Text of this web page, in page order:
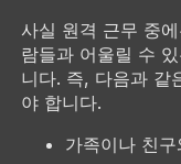
사실 원격 근무 중
람들과 어울릴 수
니다. 즉, 다음과 같
야 합니다.
가족이나 친